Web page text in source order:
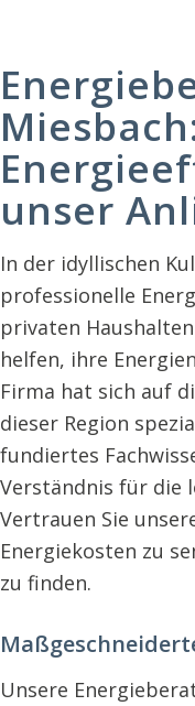
unser
In der idyllischen
professionelle
privaten
helfen, ihre
Firma hat sich auf
dieser Region
fundiertes
Verständnis für die
Vertrauen Sie
Energiekosten zu
zu finden.
Unsere